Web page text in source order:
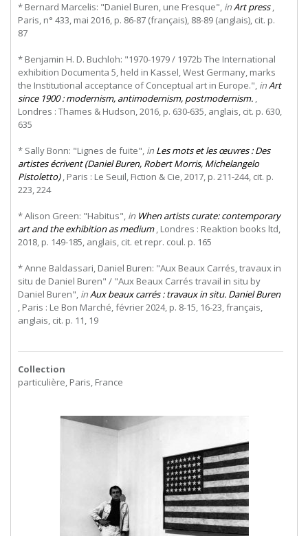
* Bernard Marcelis: "Daniel Buren, une Fresque", inArt press,
Paris, n° 433, mai 2016, p. 86-87 (français), 88-89 (anglais), cit. p.
87
* Benjamin H. D. Buchloh: "1970-1979 / 1972b The International
exhibition Documenta 5, held in Kassel, West Germany, marks
the Institutional acceptance of Conceptual art in Europe.", inArt
since 1900 : modernism, antimodernism, postmodernism. ,
Londres : Thames & Hudson, 2016, p. 630-635, anglais, cit. p. 630,
635
* Sally Bonn: "Lignes de fuite", in Les mots et les œuvres : Des
artistes écrivent (Daniel Buren, Robert Morris, Michelangelo
Pistoletto), Paris : Le Seuil, Fiction & Cie, 2017, p. 211-244, cit. p.
223, 224
* Alison Green: "Habitus", in When artists curate: contemporary
art and the exhibition as medium, Londres : Reaktion books ltd,
2018, p. 149-185, anglais, cit. et repr. coul. p. 165
* Anne Baldassari, Daniel Buren: "Aux Beaux Carrés, travaux in
situ de Daniel Buren" / "Aux Beaux Carrés travail in situ by
Daniel Buren", inAux beaux carrés : travaux in situ. Daniel Buren
, Paris : Le Bon Marché, février 2024, p. 8-15, 16-23, français,
anglais, cit. p. 11, 19
Collection
particulière, Paris, France